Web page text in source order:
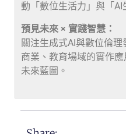
動「數位生活力」與「AI
預見未來 × 實踐智慧：
關注生成式AI與數位倫理
商業、教育場域的實作
未來藍圖。